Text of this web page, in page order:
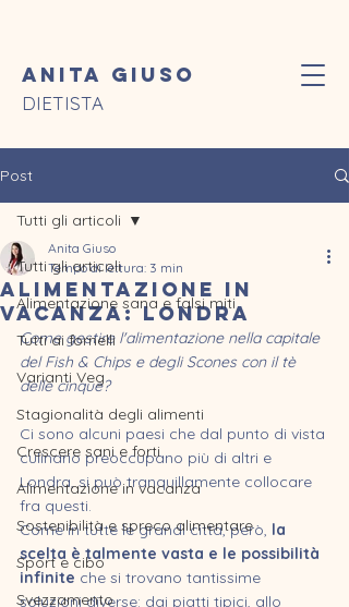
Anita Giuso
DIETISTA
Post
Tutti gli articoli
Alimentazione sana e falsi miti
Tutti ai fornelli
Varianti Veg
Stagionalità degli alimenti
Crescere sani e forti
Alimentazione in vacanza
Sostenibilità e spreco alimentare
Sport e cibo
Svezzamento
Tutti gli articoli
Alimentazione in
vacanza: Londra
Anita Giuso
Tempo di lettura: 3 min
Come gestire l'alimentazione nella capitale
del Fish & Chips e degli Scones con il tè
delle cinque?
Ci sono alcuni paesi che dal punto di vista
culinario preoccupano più di altri e
Londra, si può tranquillamente collocare
fra questi.
Come in tutte le grandi città, però, la
scelta è talmente vasta e le possibilità
infinite che si trovano tantissime
soluzioni diverse: dai piatti tipici, allo